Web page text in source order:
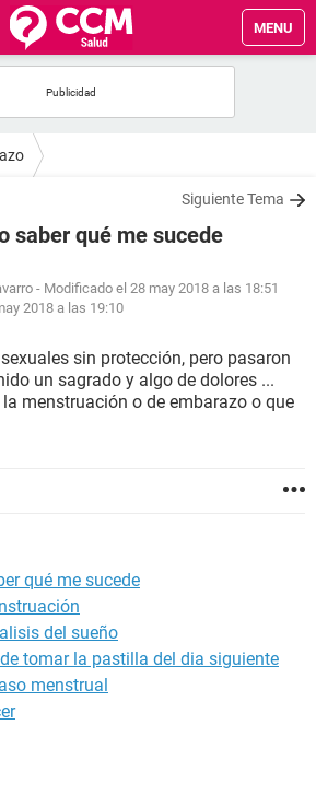
MENU
Siguiente Tema
saber qué me sucede
- Modificado el 28 may 2018 a las 18:51
2018 a las 19:10
sin protección, pero pasaron
un sagrado y algo de dolores ...
menstruación o de embarazo o que
qué me sucede
del sueño
tomar la pastilla del dia siguiente
menstrual